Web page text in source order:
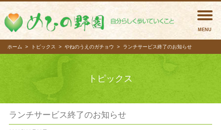
めひ
ホーム トピックス やねのうえのガチョウ ランチサービス終了のお知らせ
トピックス
ランチサービス終了のお知らせ